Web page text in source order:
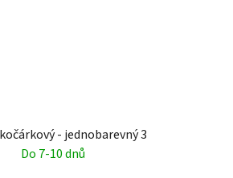
- jednobarevný 3
Do 7-10 dnů